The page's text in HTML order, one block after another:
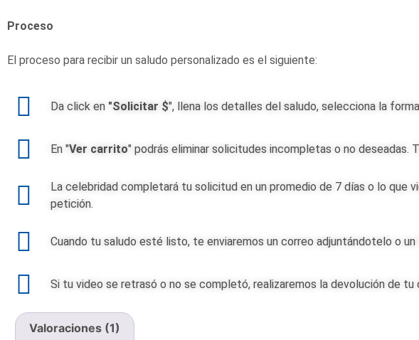
Proceso
El proceso para recibir un saludo personalizado es el siguiente:
Da click en "Solicitar $", llena los detalles del saludo, selecciona la
En "Ver carrito" podrás eliminar solicitudes incompletas o no deseadas.
La celebridad completará tu solicitud en un promedio de 7 días o lo que
petición.
Cuando tu saludo esté listo, te enviaremos un correo adjuntándotelo o
Si tu video se retrasó o no se completó, realizaremos la devolución de
Valoraciones (1)